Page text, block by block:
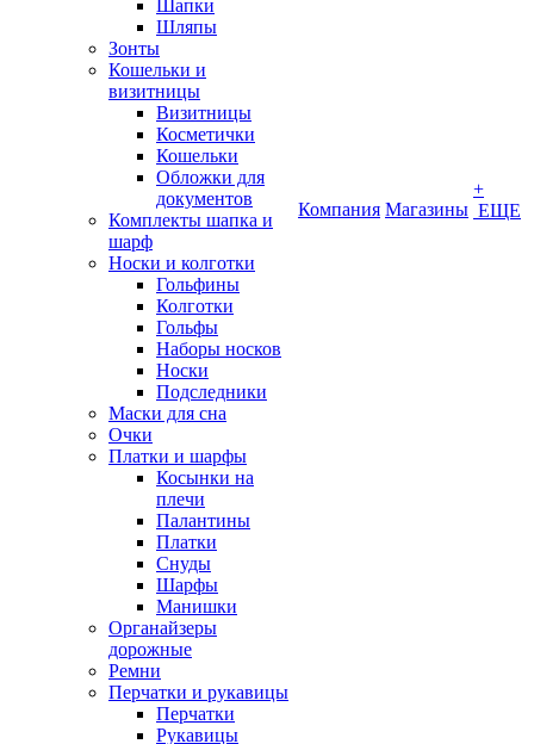
Шапки
Шляпы
Зонты
Кошельки и
визитницы
Визитницы
Косметички
Кошельки
Обложки для
документов
Комплекты шапка и
шарф
Носки и колготки
Гольфины
Колготки
Гольфы
Наборы носков
Носки
Подследники
Маски для сна
Очки
Платки и шарфы
Косынки на
плечи
Палантины
Платки
Снуды
Шарфы
Манишки
Органайзеры
дорожные
Ремни
Перчатки и рукавицы
Перчатки
Рукавицы
Компания Магазины
+
ЕЩЕ